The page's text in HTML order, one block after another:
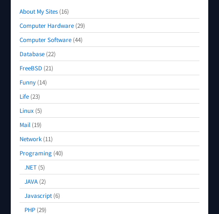
About My Sites (16)
Computer Hardware (29)
Computer Software (44)
Database (22)
FreeBSD (21)
Funny (14)
Life (23)
Linux (5)
Mail (19)
Network (11)
Programing (40)
.NET (5)
JAVA (2)
Javascript (6)
PHP (29)